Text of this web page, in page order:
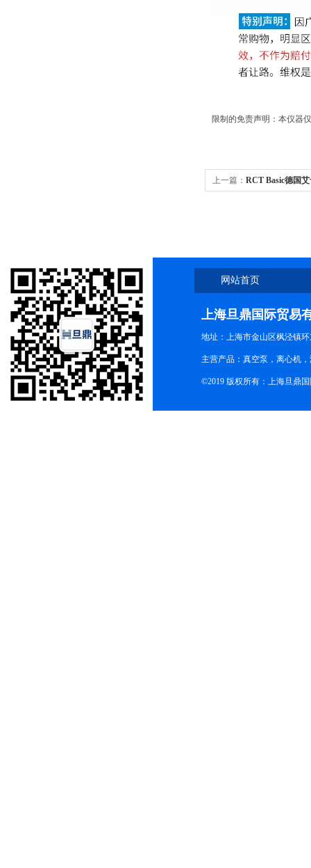
限制的免责声明：本仪器
上一篇： RCT Basic德国
网站首页
上海旦鼎国际贸易
地址：上海市金山区枫泾镇
主营产品：真空泵，离心机
©2019 版权所有：上海旦鼎